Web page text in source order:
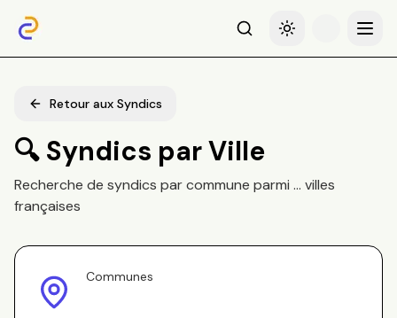
RechercheBasculer le thème
Menu
Retour aux Syndics
🔍 Syndics par Ville
Recherche de syndics par commune parmi ... villes
françaises
Communes